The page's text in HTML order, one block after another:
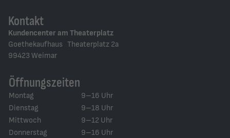
Kontakt
Kundencenter am Theaterplatz
Goethekaufhaus Theaterplatz 2a
99423 Weimar
Öffnungszeiten
Montag
9–16 Uhr
Dienstag
9–18 Uhr
Mittwoch
9–12 Uhr
Donnerstag
9–16 Uhr